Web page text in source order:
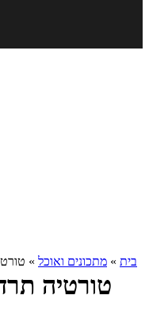
בית » מתכונים ואוכל »
טורטיה